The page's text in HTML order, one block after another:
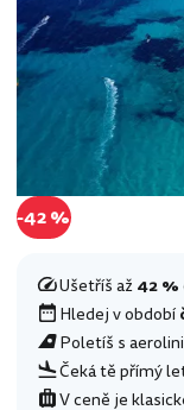
-42 %
Ušetříš až42 %
Hledej v období
Poletíš s
Čeká tě přímý
V ceně je